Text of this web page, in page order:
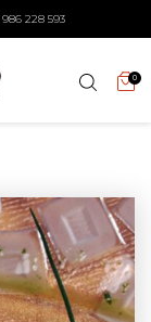
986 228 593
0